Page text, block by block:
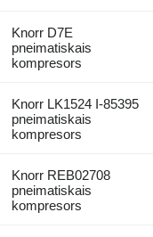
Knorr D7E
pneimatiskais
kompresors
Knorr LK1524 I-85395
pneimatiskais
kompresors
Knorr REB02708
pneimatiskais
kompresors